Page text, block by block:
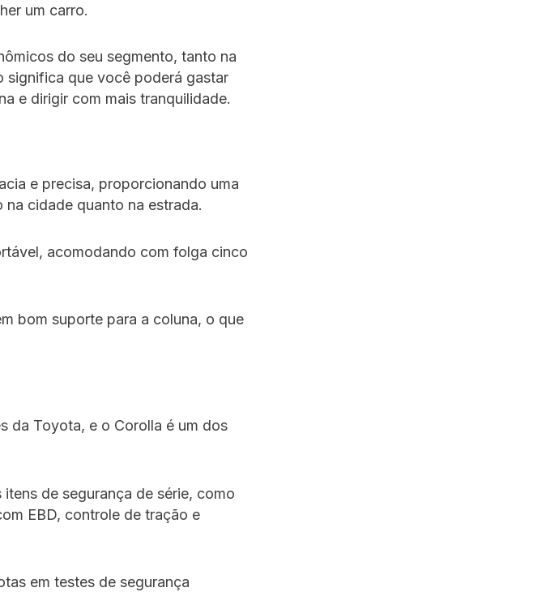
um carro.
do seu segmento, tanto na
significa que você poderá gastar
e dirigir com mais tranquilidade.
e precisa, proporcionando uma
cidade quanto na estrada.
acomodando com folga cinco
bom suporte para a coluna, o que
da Toyota, e o Corolla é um dos
de segurança de série, como
EBD, controle de tração e
em testes de segurança